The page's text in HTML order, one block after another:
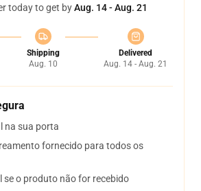
today to get byAug. 14 - Aug. 21
Shipping
Aug. 10
Delivered
Aug. 14 - Aug. 21
na sua porta
fornecido para todos os
se o produto não for recebido